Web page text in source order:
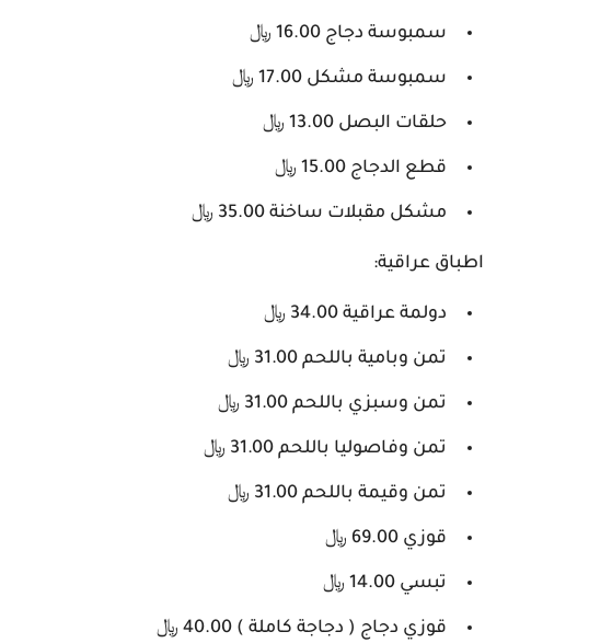
سمبوسة دجاج 16.00 ﷼
سمبوسة مشكل 17.00 ﷼
حلقات البصل 13.00 ﷼
قطع الدجاج 15.00 ﷼
مشكل مقبلات ساخنة 35.00 ﷼
اطباق عراقية:
دولمة عراقية 34.00 ﷼
تمن وبامية باللحم 31.00 ﷼
تمن وسبزي باللحم 31.00 ﷼
تمن وفاصوليا باللحم 31.00 ﷼
تمن وقيمة باللحم 31.00 ﷼
قوزي 69.00 ﷼
تبسي 14.00 ﷼
قوزي دجاج ( دجاجة كاملة ) 40.00 ﷼